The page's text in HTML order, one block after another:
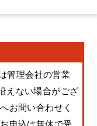
管理会社の営業
えない場合がござ
お問い合わせく